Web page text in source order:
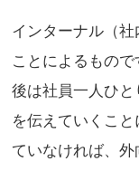
インターナル（
ことによるもの
後は社員一人ひ
を伝えていくこ
ていなければ、外